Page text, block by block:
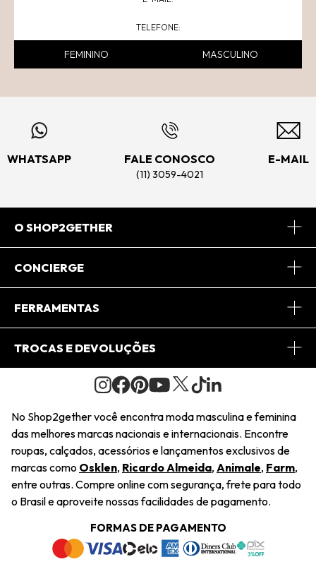
FEMININO MASCULINO
WHATSAPP FALE CONOSCO
(11) 3059-4021
E-MAIL
O SHOP2GETHER
Sobre Nós
Journal
Saiu na Mídia
Sustentabilidade
Navegando
Termos e Condições
CONCIERGE
Central de Relacionamento
Regulamento e Promoções
FERRAMENTAS
Minha Conta
Pedido de Presente
Wishlist
TROCAS E DEVOLUÇÕES
Condições Gerais
Troca Fácil
Restituição de Pagamento
Dúvidas Frequentes
Termos e Condições
Política de Privacidade
No Shop2gether você encontra moda masculina e feminina
das melhores marcas nacionais e internacionais. Encontre
roupas, calçados, acessórios e lançamentos exclusivos de
marcas como Osklen, Ricardo Almeida, Animale, Farm,
entre outras. Compre online com segurança, frete para todo
o Brasil e aproveite nossas facilidades de pagamento.
FORMAS DE PAGAMENTO